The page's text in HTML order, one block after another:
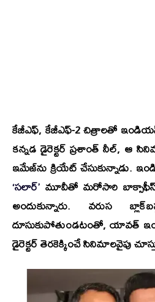
కేజీఎఫ్, కేజీఎఫ్-2 చిత్రాలతో
కన్నడ డైరెక్టర్ ప్రశాంత్ నీల్, ఆ
ఇమేజ్‌ను క్రియేట్ చేసుకున్నాడు.
‘సలార్’ మూవీతో మరోసారి బాక్సాఫీస్
అందుకున్నారు. వరుస
దూసుకుపోతుండటంతో, యావత్
డైరెక్టర్ తెరకెక్కించే సినిమాలవైపు